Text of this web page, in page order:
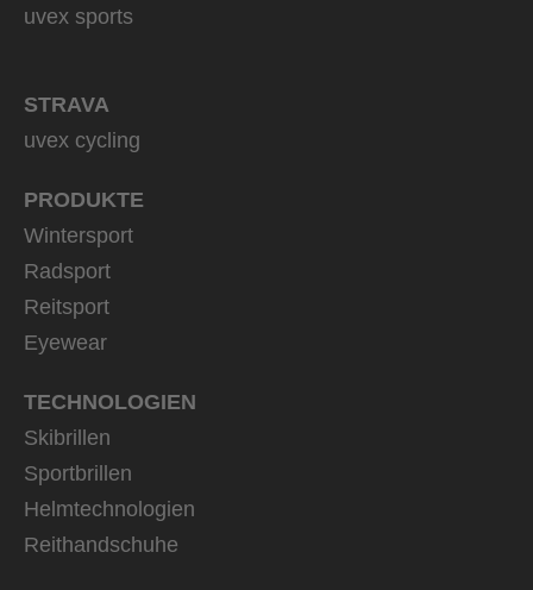
uvex sports
STRAVA
uvex cycling
PRODUKTE
Wintersport
Radsport
Reitsport
Eyewear
TECHNOLOGIEN
Skibrillen
Sportbrillen
Helmtechnologien
Reithandschuhe